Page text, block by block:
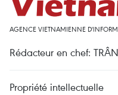
AGENCE VIETNAMIENNE
Rédacteur en chef:
Propriété intellectuelle